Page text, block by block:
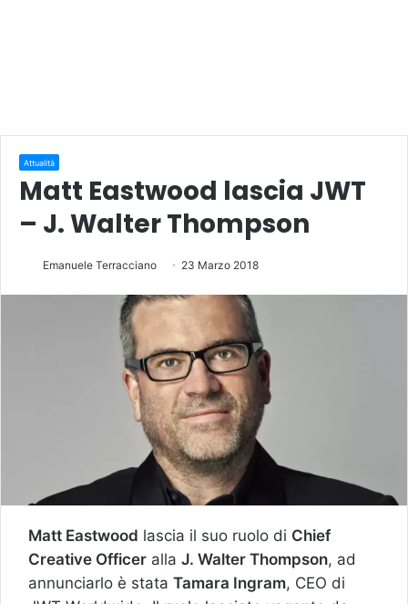
Attualità
Matt Eastwood lascia JWT
– J. Walter Thompson
Emanuele Terracciano 23 Marzo 2018
Matt Eastwood lascia il suo ruolo di Chief
Creative Officer alla J. Walter Thompson, ad
annunciarlo è stata Tamara Ingram, CEO di